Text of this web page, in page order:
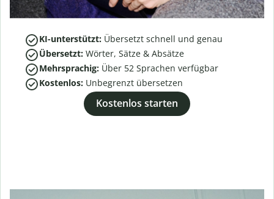
KI-unterstützt: Übersetzt schnell und genau
Übersetzt: Wörter, Sätze & Absätze
Mehrsprachig: Über 52 Sprachen verfügbar
Kostenlos: Unbegrenzt übersetzen
Kostenlos starten